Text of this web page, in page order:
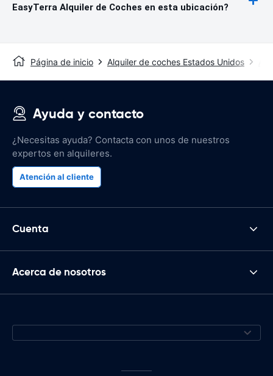
EasyTerra Alquiler de Coches en esta ubicación?
Página de inicio Alquiler de coches Estados Unidos
Ayuda y contacto
¿Necesitas ayuda? Contacta con unos de nuestros
expertos en alquileres.
Atención al cliente
Cuenta
Acerca de nosotros